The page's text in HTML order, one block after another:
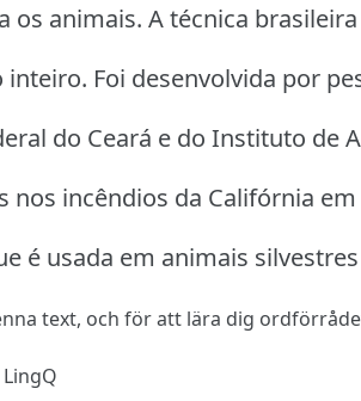
os animais. A técnica
Foi desenvolvida por
do Ceará e do Instituto de
nos incêndios da Califórnia em
é usada em animais
text, och för att lära dig